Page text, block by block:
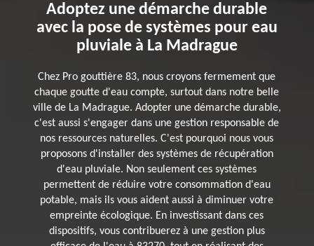
Adoptez une démarche durable
avec la pose de systèmes pour eau
pluviale à La Madrague
Chez Pro gouttière 83, nous croyons fermement que
chaque goutte d'eau compte, surtout dans notre belle
ville de La Madrague. Adopter une démarche durable,
c'est aussi s'engager dans une gestion responsable de
nos ressources naturelles. C'est pourquoi nous vous
proposons d'installer des systèmes de récupération
d'eau pluviale. Non seulement ces systèmes
permettent de réduire votre consommation d'eau
potable, mais ils vous aident aussi à diminuer votre
empreinte écologique. En investissant dans ces
dispositifs, vous contribuerez à une gestion plus